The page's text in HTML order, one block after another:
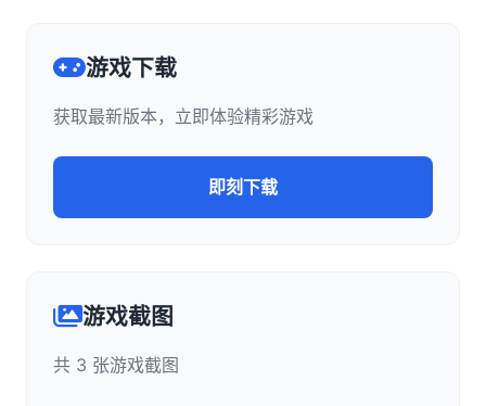
游戏下载
获取最新版本，立即体验精彩游戏
即刻下载
游戏截图
共 3 张游戏截图